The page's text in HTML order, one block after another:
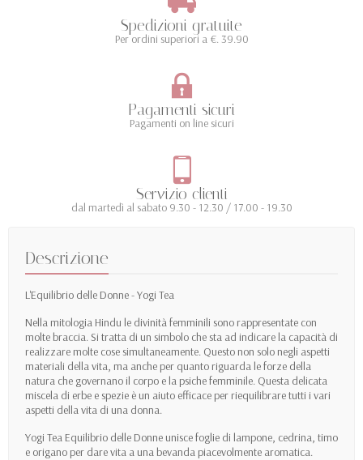
Spedizioni gratuite
Per ordini superiori a €. 39.90
Pagamenti sicuri
Pagamenti on line sicuri
Servizio clienti
dal martedì al sabato 9.30 - 12.30 / 17.00 - 19.30
Descrizione
L'Equilibrio delle Donne - Yogi Tea
Nella mitologia Hindu le divinità femminili sono rappresentate con
molte braccia. Si tratta di un simbolo che sta ad indicare la capacità di
realizzare molte cose simultaneamente. Questo non solo negli aspetti
materiali della vita, ma anche per quanto riguarda le forze della
natura che governano il corpo e la psiche femminile. Questa delicata
miscela di erbe e spezie è un aiuto efficace per riequilibrare tutti i vari
aspetti della vita di una donna.
Yogi Tea Equilibrio delle Donne unisce foglie di lampone, cedrina, timo
e origano per dare vita a una bevanda piacevolmente aromatica.